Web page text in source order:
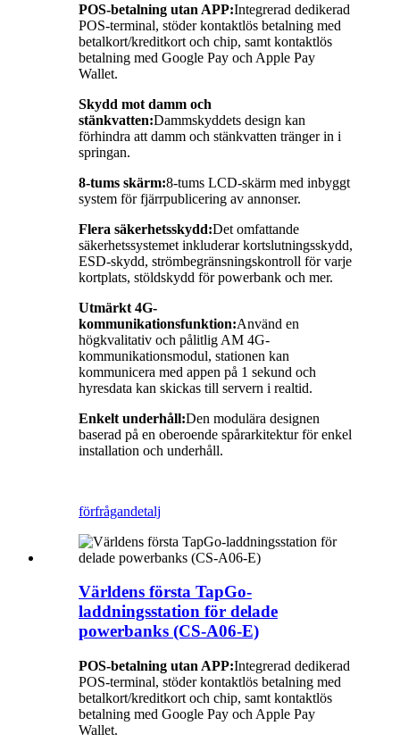
POS-betalning utan APP:Integrerad dedikerad
POS-terminal, stöder kontaktlös betalning med
betalkort/kreditkort och chip, samt kontaktlös
betalning med Google Pay och Apple Pay
Wallet.
Skydd mot damm och
stänkvatten:Dammskyddets design kan
förhindra att damm och stänkvatten tränger in i
springan.
8-tums skärm:8-tums LCD-skärm med inbyggt
system för fjärrpublicering av annonser.
Flera säkerhetsskydd:Det omfattande
säkerhetssystemet inkluderar kortslutningsskydd,
ESD-skydd, strömbegränsningskontroll för varje
kortplats, stöldskydd för powerbank och mer.
Utmärkt 4G-
kommunikationsfunktion:Använd en
högkvalitativ och pålitlig AM 4G-
kommunikationsmodul, stationen kan
kommunicera med appen på 1 sekund och
hyresdata kan skickas till servern i realtid.
Enkelt underhåll:Den modulära designen
baserad på en oberoende spårarkitektur för enkel
installation och underhåll.
förfrågandetalj
Världens första TapGo-
laddningsstation för delade
powerbanks (CS-A06-E)
POS-betalning utan APP:Integrerad dedikerad
POS-terminal, stöder kontaktlös betalning med
betalkort/kreditkort och chip, samt kontaktlös
betalning med Google Pay och Apple Pay
Wallet.